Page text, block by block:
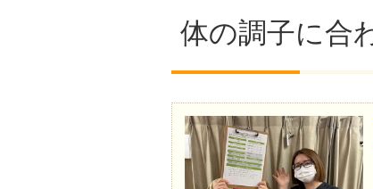
体の調子に合